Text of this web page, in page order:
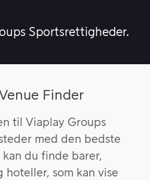
Sportsrettigheder.
Finder
til Viaplay Groups
med den bedste
kan du finde barer,
hoteller, som kan vise